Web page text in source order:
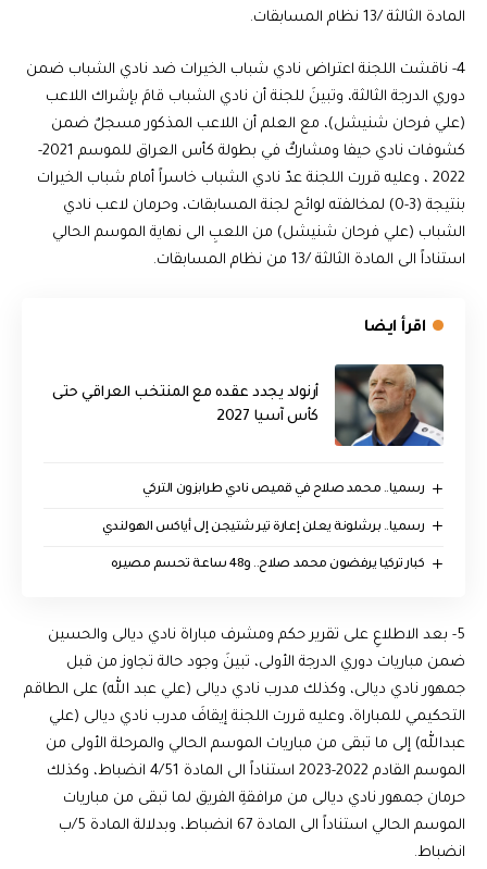
المادة الثالثة /13 نظام المسابقات.
4- ناقشت اللجنة اعتراض نادي شباب الخيرات ضد نادي الشباب ضمن
دوري الدرجة الثالثة، وتبينَ للجنة أن نادي الشباب قامَ بإشراك اللاعب
(علي فرحان شنيشل)، مع العلم أن اللاعب المذكور مسجلٌ ضمن
كشوفات نادي حيفا ومشاركٌ في بطولة كأس العراق للموسم 2021-
2022 ، وعليه قررت اللجنة عدّ نادي الشباب خاسراً أمام شباب الخيرات
بنتيجة (3-0) لمخالفته لوائح لجنة المسابقات، وحرمان لاعب نادي
الشباب (علي فرحان شنيشل) من اللعبِ الى نهاية الموسم الحالي
استناداً الى المادة الثالثة /13 من نظام المسابقات.
اقرأ ايضا
أرنولد يجدد عقده مع المنتخب العراقي حتى
كأس آسيا 2027
رسميا.. محمد صلاح في قميص نادي طرابزون التركي
رسميا.. برشلونة يعلن إعارة تير شتيجن إلى أياكس الهولندي
كبار تركيا يرفضون محمد صلاح.. و48 ساعة تحسم مصيره
5- بعد الاطلاعِ على تقرير حكم ومشرف مباراة نادي ديالى والحسين
ضمن مباريات دوري الدرجة الأولى، تبينَ وجود حالة تجاوز من قبل
جمهور نادي ديالى، وكذلك مدرب نادي ديالى (علي عبد الله) على الطاقم
التحكيمي للمباراة، وعليه قررت اللجنة إيقافَ مدرب نادي ديالى (علي
عبدالله) إلى ما تبقى من مباريات الموسم الحالي والمرحلة الأولى من
الموسم القادم 2022-2023 استناداً الى المادة 4/51 انضباط، وكذلك
حرمان جمهور نادي ديالى من مرافقةِ الفريق لما تبقى من مباريات
الموسم الحالي استناداً الى المادة 67 انضباط، وبدلالة المادة 5/ب
انضباط.